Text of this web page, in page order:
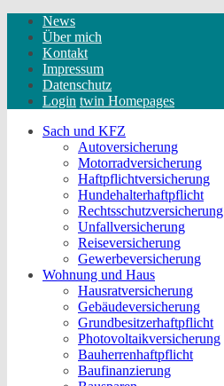
News
Über mich
Kontakt
Impressum
Datenschutz
Login twin Homepages
Sach und KFZ
Autoversicherung
Motorradversicherung
Haftpflichtversicherung
Hundehalterhaftpflicht
Rechtsschutzversicherung
Unfallversicherung
Reiseversicherung
Gewerbeversicherung
Wohnung und Haus
Hausratversicherung
Gebäudeversicherung
Grundbesitzerhaftpflicht
Photovoltaikversicherung
Bauherrenhaftpflicht
Baufinanzierung